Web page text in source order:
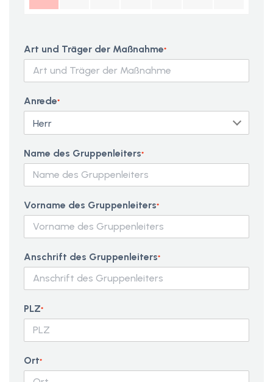
Art und Träger der Maßnahme*
Anrede*
Name des Gruppenleiters*
Vorname des Gruppenleiters*
Anschrift des Gruppenleiters*
PLZ*
Ort*